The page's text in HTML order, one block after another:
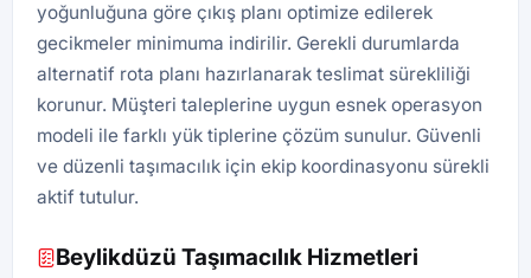
yoğunluğuna göre çıkış planı optimize edilerek
gecikmeler minimuma indirilir. Gerekli durumlarda
alternatif rota planı hazırlanarak teslimat sürekliliği
korunur. Müşteri taleplerine uygun esnek operasyon
modeli ile farklı yük tiplerine çözüm sunulur. Güvenli
ve düzenli taşımacılık için ekip koordinasyonu sürekli
aktif tutulur.
Beylikdüzü Taşımacılık Hizmetleri